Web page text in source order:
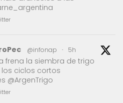
@infonap · 5h
frena la siembra de trigo
ciclos cortos
@ArgenTrigo